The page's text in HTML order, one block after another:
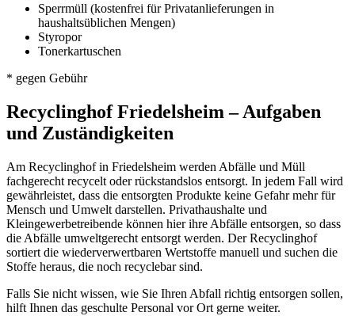
Sperrmüll (kostenfrei für Privatanlieferungen in
haushaltsüblichen Mengen)
Styropor
Tonerkartuschen
* gegen Gebühr
Recyclinghof Friedelsheim – Aufgaben
und Zuständigkeiten
Am Recyclinghof in Friedelsheim werden Abfälle und Müll
fachgerecht recycelt oder rückstandslos entsorgt. In jedem Fall wird
gewährleistet, dass die entsorgten Produkte keine Gefahr mehr für
Mensch und Umwelt darstellen. Privathaushalte und
Kleingewerbetreibende können hier ihre Abfälle entsorgen, so dass
die Abfälle umweltgerecht entsorgt werden. Der Recyclinghof
sortiert die wiederverwertbaren Wertstoffe manuell und suchen die
Stoffe heraus, die noch recyclebar sind.
Falls Sie nicht wissen, wie Sie Ihren Abfall richtig entsorgen sollen,
hilft Ihnen das geschulte Personal vor Ort gerne weiter.